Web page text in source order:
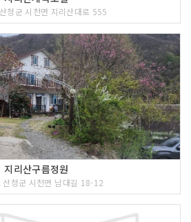
청군 시천면 지리산대로 555
지리산구름정원
산청군 시천면 남대길 18-12